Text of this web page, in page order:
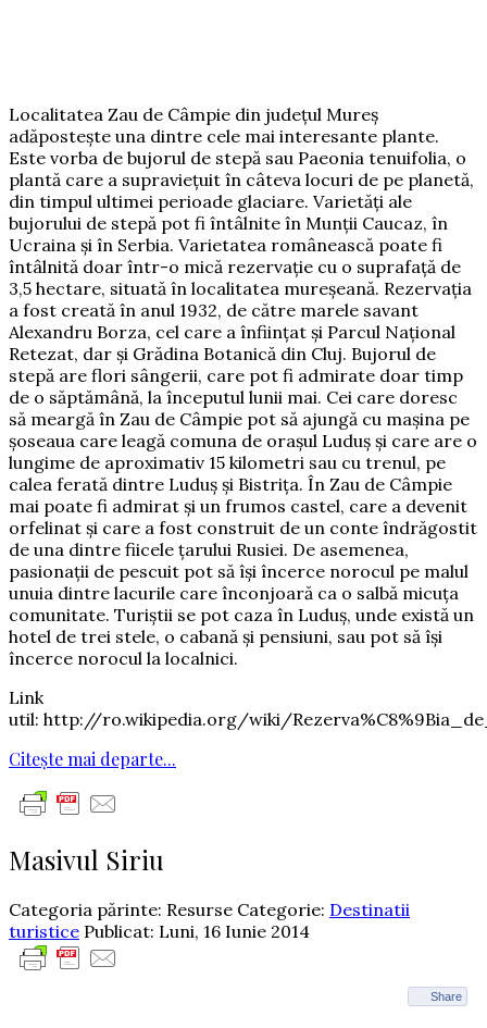
Localitatea Zau de Câmpie din județul Mureș
adăpostește una dintre cele mai interesante plante.
Este vorba de bujorul de stepă sau Paeonia tenuifolia, o
plantă care a supraviețuit în câteva locuri de pe planetă,
din timpul ultimei perioade glaciare. Varietăți ale
bujorului de stepă pot fi întâlnite în Munții Caucaz, în
Ucraina și în Serbia. Varietatea românească poate fi
întâlnită doar într-o mică rezervație cu o suprafață de
3,5 hectare, situată în localitatea mureșeană. Rezervația
a fost creată în anul 1932, de către marele savant
Alexandru Borza, cel care a înființat și Parcul Național
Retezat, dar și Grădina Botanică din Cluj. Bujorul de
stepă are flori sângerii, care pot fi admirate doar timp
de o săptămână, la începutul lunii mai. Cei care doresc
să meargă în Zau de Câmpie pot să ajungă cu mașina pe
șoseaua care leagă comuna de orașul Luduș și care are o
lungime de aproximativ 15 kilometri sau cu trenul, pe
calea ferată dintre Luduș și Bistrița. În Zau de Câmpie
mai poate fi admirat și un frumos castel, care a devenit
orfelinat și care a fost construit de un conte îndrăgostit
de una dintre fiicele țarului Rusiei. De asemenea,
pasionații de pescuit pot să își încerce norocul pe malul
unuia dintre lacurile care înconjoară ca o salbă micuța
comunitate. Turiștii se pot caza în Luduș, unde există un
hotel de trei stele, o cabană și pensiuni, sau pot să își
încerce norocul la localnici.
Link
util: http://ro.wikipedia.org/wiki/
Citește mai departe...
Masivul Siriu
Categoria părinte: Resurse Categorie: Destinatii
turistice Publicat: Luni, 16 Iunie 2014
Share